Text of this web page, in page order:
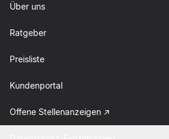
Über uns
Ratgeber
Preisliste
Kundenportal
Offene Stellenanzeigen